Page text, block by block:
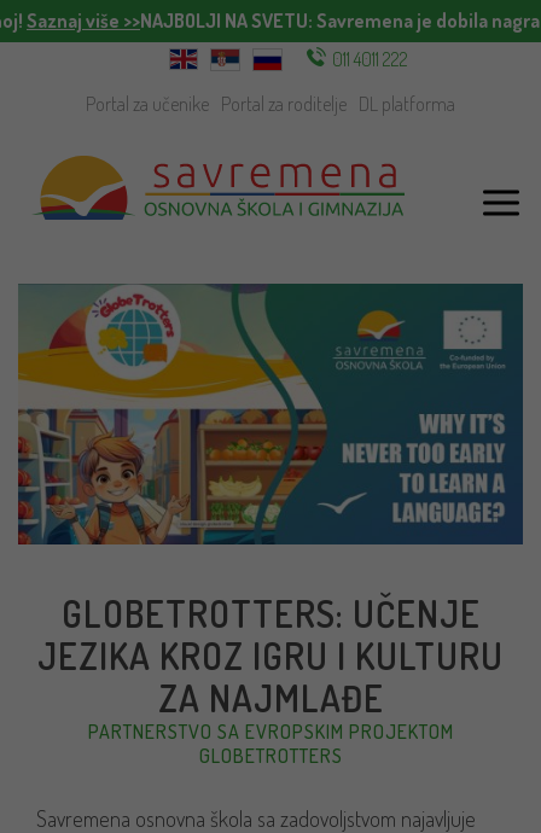
Saznaj više >>NAJBOLJI NA SVETU: Savremena je dobila
011 4011 222
Portal za učenike Portal za roditelje DL platforma
GLOBETROTTERS: UČENJE
JEZIKA KROZ IGRU I KULTURU
ZA NAJMLAĐE
PARTNERSTVO SA EVROPSKIM PROJEKTOM
GLOBETROTTERS
Savremena osnovna škola sa zadovoljstvom najavljuje